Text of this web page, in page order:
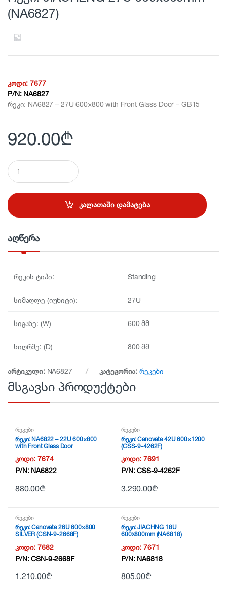
(NA6827)
კოდი:7677
P/N: NA6827
რეკი: NA6827 – 27U 600×800 with Front Glass Door – GB15
920.00₾
Q
u
t
i
კალათაში დამატება
აღწერა
რეკის ტიპი: Standing
სიმაღლე (იუნიტი): 27U
სიგანე: (W) 600 მმ
სიღრმე: (D) 800 მმ
არტიკული: NA6827 კატეგორია: რეკები
მსგავსი პროდუქტები
რეკები
რეკი: NA6822 – 22U 600×800
with Front Glass Door
კოდი:7674
P/N: NA6822
880.00₾
რეკები
რეკი: Canovate 42U 600×1200
(CSS-9-4262F)
კოდი:7691
P/N:CSS-9-4262F
3,290.00₾
რეკები
რეკი: Canovate 26U 600×800
SILVER (CSN-9-2668F)
კოდი:7682
P/N:CSN-9-2668F
1,210.00₾
რეკები
რეკი: JIACHNG 18U
600x800mm (NA6818)
კოდი:7671
P/N: NA6818
805.00₾